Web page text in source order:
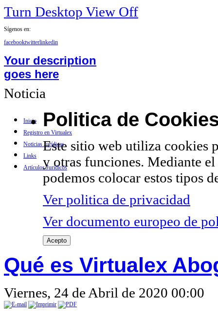
Turn Desktop View Off
Sígenos en:
facebooktwitterlinkedin
Your description
goes here
Inicio
Registro en Virtualex
Noticias Jurídicas
Links
Artículos Jurídicos
Noticia
Politica de
Este sitio web utiliza cookies
y otras funciones. Mediante
podemos colocar estos tipos
Ver politica de privacidad
Ver documento europeo de
Acepto
Qué es Virtualex
Viernes, 24 de Abril de 2020 00:00